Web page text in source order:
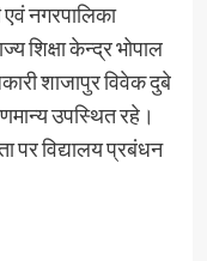
नगरपालिका
शिक्षा केन्द्र भोपाल
शाजापुर विवेक दुबे
उपस्थित रहे।
पर विद्यालय प्रबंधन